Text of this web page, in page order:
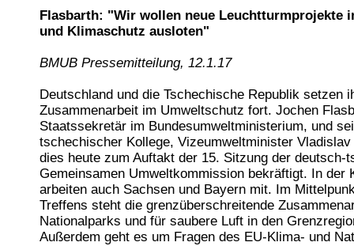
Flasbarth: "Wir wollen neue Leuchtturmprojekte
und Klimaschutz ausloten"
BMUB Pressemitteilung, 12.1.17
Deutschland und die Tschechische Republik setzen
Zusammenarbeit im Umweltschutz fort. Jochen
Staatssekretär im Bundesumweltministerium, und
tschechischer Kollege, Vizeumweltminister
dies heute zum Auftakt der 15. Sitzung der deutsch-
Gemeinsamen Umweltkommission bekräftigt. In der
arbeiten auch Sachsen und Bayern mit. Im
Treffens steht die grenzüberschreitende
Nationalparks und für saubere Luft in den
Außerdem geht es um Fragen des EU-Klima- und